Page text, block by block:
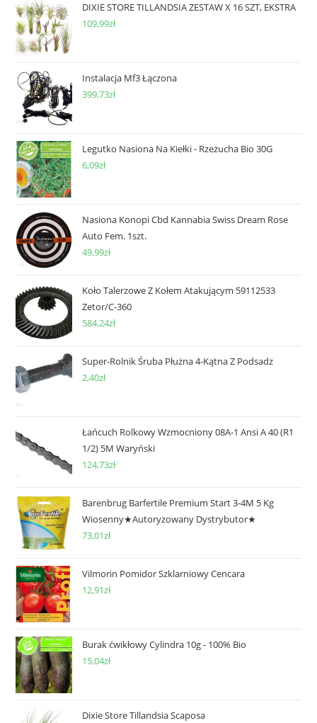
DIXIE STORE TILLANDSIA ZESTAW X 16 SZT, EKSTRA
109,99zł
Instalacja Mf3 Łączona
399,73zł
Legutko Nasiona Na Kiełki - Rzeżucha Bio 30G
6,09zł
Nasiona Konopi Cbd Kannabia Swiss Dream Rose
Auto Fem. 1szt.
49,99zł
Koło Talerzowe Z Kołem Atakującym 59112533
Zetor/C-360
584,24zł
Super-Rolnik Śruba Płużna 4-Kątna Z Podsadz
2,40zł
Łańcuch Rolkowy Wzmocniony 08A-1 Ansi A 40 (R1
1/2) 5M Waryński
124,73zł
Barenbrug Barfertile Premium Start 3-4M 5 Kg
Wiosenny★Autoryzowany Dystrybutor★
73,01zł
Vilmorin Pomidor Szklarniowy Cencara
12,91zł
Burak ćwikłowy Cylindra 10g - 100% Bio
15,04zł
Dixie Store Tillandsia Scaposa